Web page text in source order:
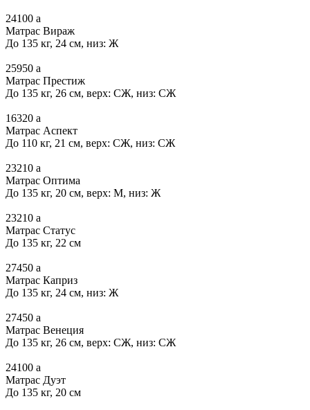
24100 a
Матрас Вираж
До 135 кг, 24 см, низ: Ж
25950 a
Матрас Престиж
До 135 кг, 26 см, верх: СЖ, низ: СЖ
16320 a
Матрас Аспект
До 110 кг, 21 см, верх: СЖ, низ: СЖ
23210 a
Матрас Оптима
До 135 кг, 20 см, верх: М, низ: Ж
23210 a
Матрас Статус
До 135 кг, 22 см
27450 a
Матрас Каприз
До 135 кг, 24 см, низ: Ж
27450 a
Матрас Венеция
До 135 кг, 26 см, верх: СЖ, низ: СЖ
24100 a
Матрас Дуэт
До 135 кг, 20 см